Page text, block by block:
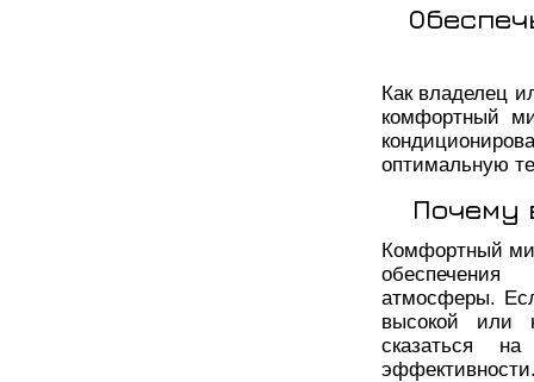
Как владелец
комфортный
оптимальную
Почему
Комфортный
обеспечения
атмосферы.
высокой или
сказаться